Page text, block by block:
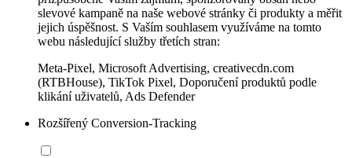
slevové kampaně na naše webové stránky či produkty a měřit
jejich úspěšnost. S Vaším souhlasem využíváme na tomto
webu následující služby třetích stran:
Meta-Pixel, Microsoft Advertising, creativecdn.com
(RTBHouse), TikTok Pixel, Doporučení produktů podle
klikání uživatelů, Ads Defender
Rozšířený Conversion-Tracking